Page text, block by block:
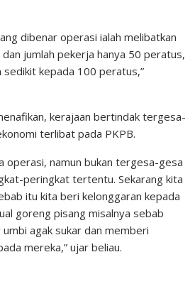
dibenar operasi ialah melibatkan
jumlah pekerja hanya 50 peratus,
kepada 100 peratus,”
kerajaan bertindak tergesa-
terlibat pada PKPB.
operasi, namun bukan tergesa-gesa
peringkat tertentu. Sekarang kita
itu kita beri kelonggaran kepada
goreng pisang misalnya sebab
agak sukar dan memberi
mereka,” ujar beliau.